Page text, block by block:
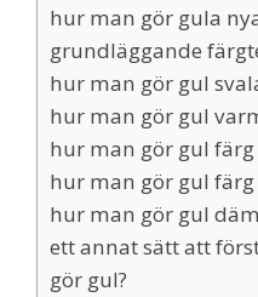
hur man gör gula
grundläggande
hur man gör gul
hur man gör gul
hur man gör gul
hur man gör gul
hur man gör gul
ett annat sätt att
gör gul?